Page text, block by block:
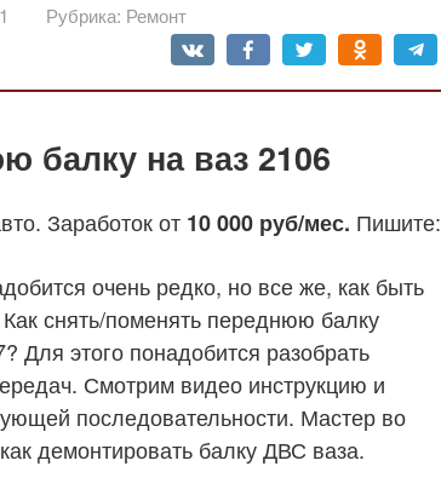
Рубрика: Ремонт
балку на ваз 2106
Заработок от 10 000 руб/мес. Пишите:
очень редко, но все же, как быть
снять/поменять переднюю балку
Для этого понадобится разобрать
Смотрим видео инструкцию и
последовательности. Мастер во
демонтировать балку ДВС ваза.